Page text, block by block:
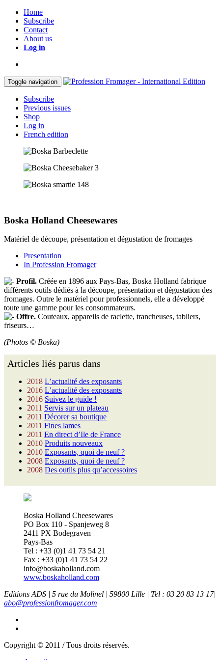
Home
Subscribe
Contact
About us
Log in
Toggle navigation
Subscribe
Previous issues
Shop
Log in
French edition
Boska Holland Cheesewares
Matériel de découpe, présentation et dégustation de fromages
Presentation
In Profession Fromager
Profil. Créée en 1896 aux Pays-Bas, Boska Holland fabrique
différents outils dédiés à la découpe, présentation et dégustation des
fromages. Outre le matériel pour professionnels, elle a développé
toute une gamme pour les consommateurs.
Offre. Couteaux, appareils de raclette, trancheuses, tabliers,
friseurs…
(Photos © Boska)
Articles liés parus dans
2018 L’actualité des exposants
2016 L’actualité des exposants
2016 Suivez le guide !
2011 Servis sur un plateau
2011 Décorer sa boutique
2011 Fines lames
2011 En direct d’Ile de France
2010 Produits nouveaux
2010 Exposants, quoi de neuf ?
2008 Exposants, quoi de neuf ?
2008 Des outils plus qu’accessoires
Boska Holland Cheesewares
PO Box 110 - Spanjeweg 8
2411 PX Bodegraven
Pays-Bas
Tel : +33 (0)1 41 73 54 21
Fax : +33 (0)1 41 73 54 22
info@boskaholland.com
www.boskaholland.com
Editions ADS | 5 rue du Molinel | 59800 Lille | Tel : 03 20 83 13 17|
abo@professionfromager.com
Copyright © 2011 / Tous droits réservés.